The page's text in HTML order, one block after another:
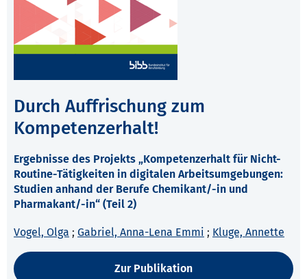
Durch Auffrischung zum
Kompetenzerhalt!
Ergebnisse des Projekts „Kompetenzerhalt für Nicht-
Routine-Tätigkeiten in digitalen Arbeitsumgebungen:
Studien anhand der Berufe Chemikant/-in und
Pharmakant/-in“ (Teil 2)
Vogel, Olga ; Gabriel, Anna-Lena Emmi ; Kluge, Annette
Zur Publikation